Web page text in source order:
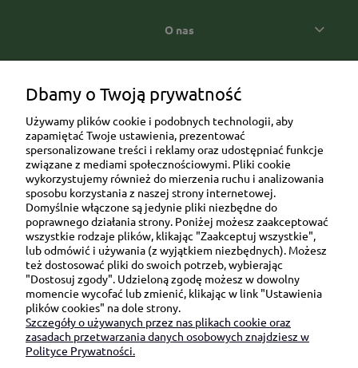
O nas
Ul. Brukowa 6/8 lok. 57/58
91-341 Łódź
NIP: 6751510615
SKONTAKTUJ SIĘ Z NAMI:
sklep@be-happygifts.com
+48 690 172 872
(pon-pt 9:00 - 15:30)
Dbamy o Twoją prywatność
Używamy plików cookie i podobnych technologii, aby
zapamiętać Twoje ustawienia, prezentować
spersonalizowane treści i reklamy oraz udostępniać funkcje
związane z mediami społecznościowymi. Pliki cookie
wykorzystujemy również do mierzenia ruchu i analizowania
sposobu korzystania z naszej strony internetowej.
Domyślnie włączone są jedynie pliki niezbędne do
poprawnego działania strony. Poniżej możesz zaakceptować
wszystkie rodzaje plików, klikając "Zaakceptuj wszystkie",
lub odmówić i używania (z wyjątkiem niezbędnych). Możesz
też dostosować pliki do swoich potrzeb, wybierając
"Dostosuj zgody". Udzieloną zgodę możesz w dowolny
momencie wycofać lub zmienić, klikając w link "Ustawienia
plików cookies" na dole strony.
Szczegóły o używanych przez nas plikach cookie oraz
zasadach przetwarzania danych osobowych znajdziesz w
Polityce Prywatności.